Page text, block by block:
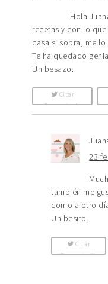
Hola
recetas y con lo
casa si sobra, me
Te ha quedado
Un besazo.
Citar
Comentario
23
también me
como a otro
Un besito.
Citar
Comentario